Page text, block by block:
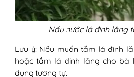
Nấu nước lá đinh lăng
Lưu ý: Nếu muốn tắm lá đinh
hoặc tắm lá đinh lăng cho bà
dụng tương tự.